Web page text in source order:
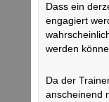
Dass ein
engagiert
werden
Da der
anscheinend